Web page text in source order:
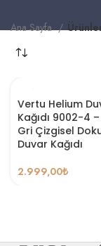
Ana Sayfa
Vertu Helium
Kağıdı 9002-4
Gri Çizgisel
Duvar Kağıdı
2.999,00₺